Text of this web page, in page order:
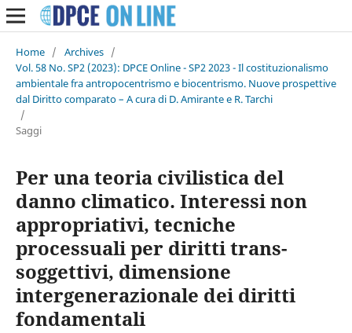
Home / Archives /
Vol. 58 No. SP2 (2023): DPCE Online - SP2 2023 - Il costituzionalismo
ambientale fra antropocentrismo e biocentrismo. Nuove prospettive
dal Diritto comparato – A cura di D. Amirante e R. Tarchi
/
Saggi
Per una teoria civilistica del
danno climatico. Interessi non
appropriativi, tecniche
processuali per diritti trans-
soggettivi, dimensione
intergenerazionale dei diritti
fondamentali